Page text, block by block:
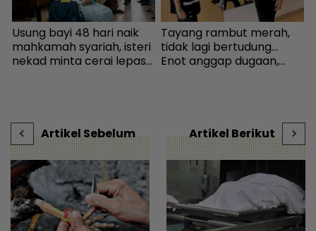
Usung bayi 48 hari naik
mahkamah syariah, isteri
nekad minta cerai lepas
Tayang rambut merah,
tidak lagi bertudung...
Enot anggap dugaan,
Artikel Sebelum Artikel Berikut